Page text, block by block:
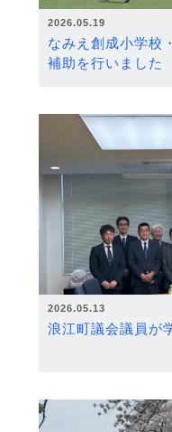
2026.05.19
なみえ創成小学校
補助を行いました
2026.05.13
浪江町議会議員が